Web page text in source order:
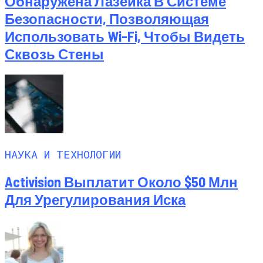
Безопасности, Позволяющая
Использовать Wi-Fi, Чтобы Видеть
Сквозь Стены
НАУКА И ТЕХНОЛОГИИ
Activision Выплатит Около $50 Млн
Для Урегулирования Иска